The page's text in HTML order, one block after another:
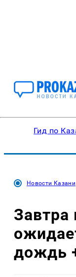
Гид по
Новости Казани
Завтра
дождь